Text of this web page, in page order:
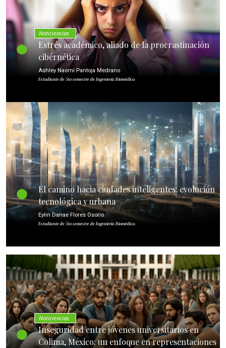
Noticiencias
Estrés académico, aliado de la procrastinación
cibérnética
Ashley Naomi Pantoja Medrano
Estudiante de 5to semestre de Ingeniería Biomédica
El camino hacia ciudades inteligentes: evolución
tecnológica y urbana
Eylin Danae Flores Osorio
Estudiante de 5to semestre de Ingeniería Biomédica.
Noticiencias
Inseguridad entre jóvenes universitarios en
Colima, México: un enfoque en representaciones